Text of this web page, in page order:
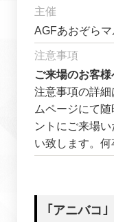
主催
AGFあおぞら
注意事項
ご来場のお客
注意事項の詳
ムページにて
ントにご来場
い致します。何
｢アニバコ